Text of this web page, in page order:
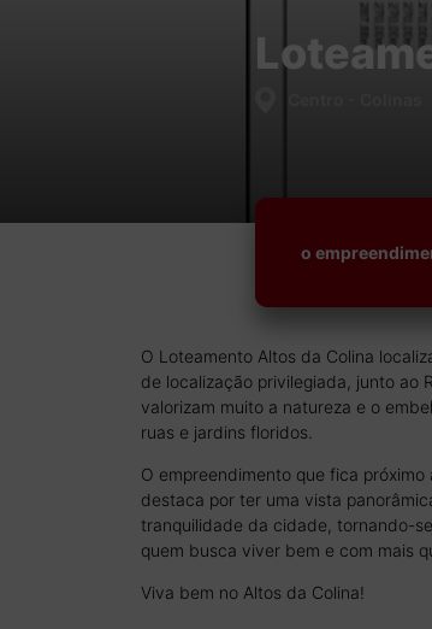
o
O Loteamento Altos da Colina
de localização privilegiada, junto ao
valorizam muito a natureza e o
ruas e jardins floridos.
O empreendimento que fica
destaca por ter uma vista
tranquilidade da cidade, tornando-
quem busca viver bem e com mais
Viva bem no Altos da Colina!